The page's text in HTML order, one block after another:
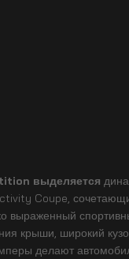
выделяется
Coupe,
выраженный
крыши, широкий
делают